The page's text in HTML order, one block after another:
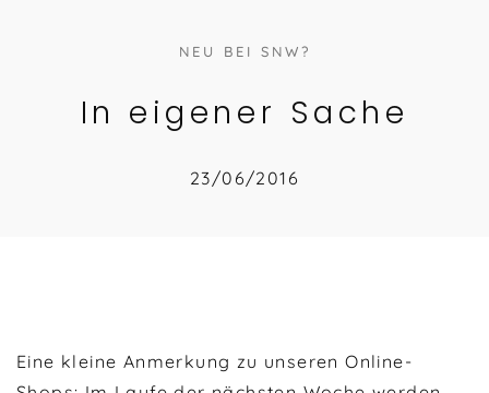
NEU BEI SNW?
In eigener Sache
23/06/2016
Eine kleine Anmerkung zu unseren Online-